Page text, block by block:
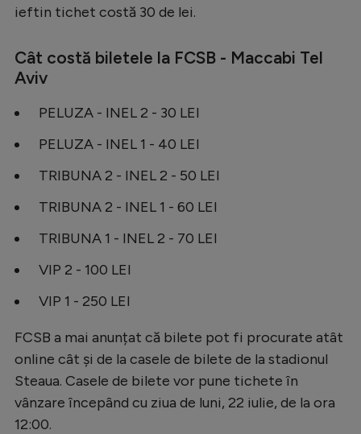
Stranieri
Auto
Rugby
Ciclism
Alte sporturi
JO 2024
ieftin tichet costă 30 de lei.
Cât costă biletele la FCSB - Maccabi Tel
Aviv
PELUZA - INEL 2 - 30 LEI
PELUZA - INEL 1 - 40 LEI
TRIBUNA 2 - INEL 2 - 50 LEI
TRIBUNA 2 - INEL 1 - 60 LEI
TRIBUNA 1 - INEL 2 - 70 LEI
VIP 2 - 100 LEI
VIP 1 - 250 LEI
FCSB a mai anunțat că bilete pot fi procurate atât
online cât și de la casele de bilete de la stadionul
Steaua. Casele de bilete vor pune tichete în
vânzare începând cu ziua de luni, 22 iulie, de la ora
12:00.